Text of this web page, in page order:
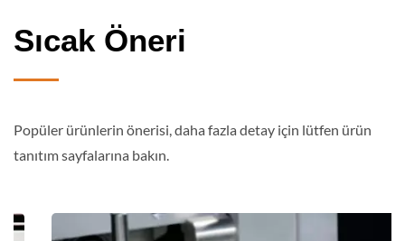
Sıcak Öneri
Popüler ürünlerin önerisi, daha fazla detay için lütfen ürün
tanıtım sayfalarına bakın.